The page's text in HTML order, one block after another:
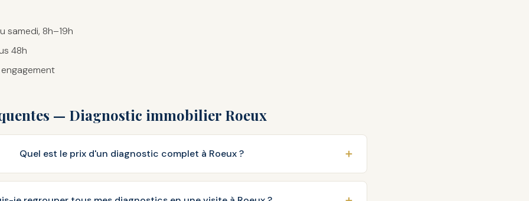
samedi, 8h–19h
48h
— Diagnostic immobilier Roeux
Quel est le prix d'un diagnostic complet à Roeux ?